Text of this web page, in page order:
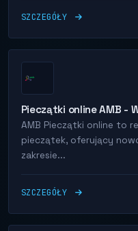
SZCZEGÓŁY
Pieczątki online AMB -
AMB Pieczątki online to
pieczątek, oferujący
zakresie...
SZCZEGÓŁY